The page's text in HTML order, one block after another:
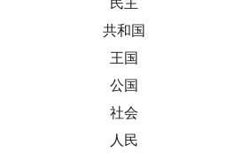
共和国
王国
公国
社会
人民